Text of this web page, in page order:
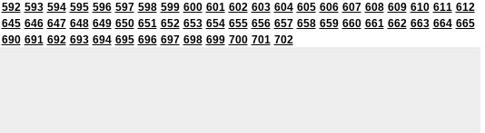
592 593 594 595 596 597 598 599 600 601 602 603 604 605 606 607 608 609 610 611 612
645 646 647 648 649 650 651 652 653 654 655 656 657 658 659 660 661 662 663 664 665
690 691 692 693 694 695 696 697 698 699 700 701 702